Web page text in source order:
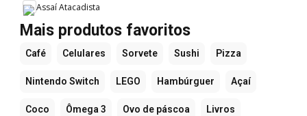
Assaí Atacadista
Mais produtos favoritos
Café Celulares Sorvete Sushi Pizza
Nintendo Switch LEGO Hambúrguer Açaí
Coco Ômega 3 Ovo de páscoa Livros